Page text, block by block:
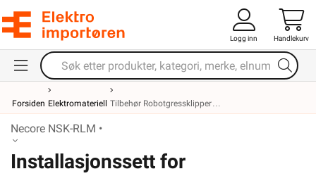
Logg inn Handlekurv
Forsiden Elektromateriell Tilbehør Robotgressklipper
Necore NSK-RLM •
Installasjonssett for